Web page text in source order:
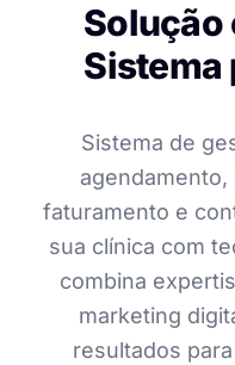
Solução
Sistema
Sistema de
faturamento e
sua clínica com
combina
marketing
resultados